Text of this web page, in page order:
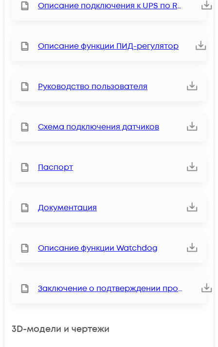
Описание подключения к UPS по RS232
Описание функции ПИД-регулятор
Руководство пользователя
Схема подключения датчиков
Паспорт
Документация
Описание функции Watchdog
Заключение о подтверждении производства на территории Российской Федерации
3D-модели и чертежи